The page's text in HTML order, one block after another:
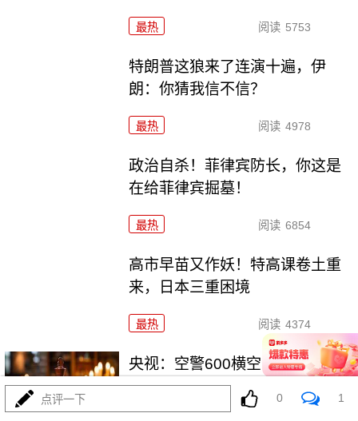
最热 阅读 5753
特朗普这狼来了连演十遍，伊
朗：你猜我信不信？
最热 阅读 4978
政治自杀！菲律宾防长，你这是
在给菲律宾掘墓！
最热 阅读 6854
高市早苗又作妖！特高课卷土重
来，日本三重困境
最热 阅读 4374
央视：空警600横空出世，美航母
最强王牌失效
点评一下 0 1